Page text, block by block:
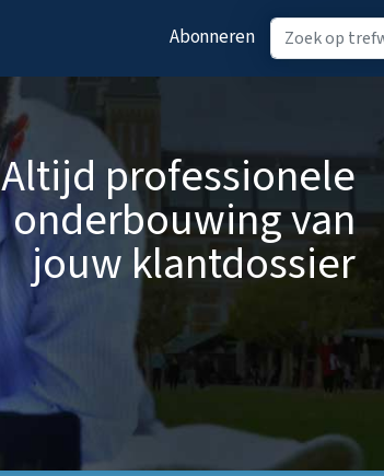
Abonneren
Altijd professionele
onderbouwing van
jouw klantdossier